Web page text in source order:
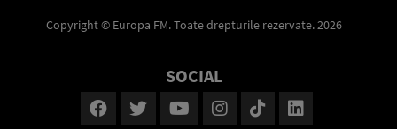
Copyright © Europa FM. Toate drepturile rezervate. 2026
SOCIAL